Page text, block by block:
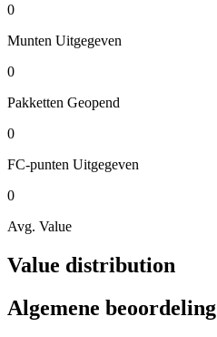
0
Munten Uitgegeven
0
Pakketten Geopend
0
FC-punten Uitgegeven
0
Avg. Value
Value distribution
Algemene beoordeling